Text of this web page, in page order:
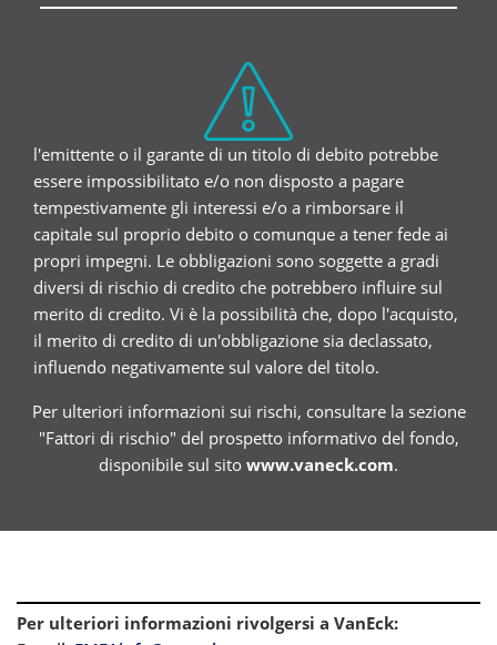
l'emittente o il garante di un titolo di debito potrebbe
essere impossibilitato e/o non disposto a pagare
tempestivamente gli interessi e/o a rimborsare il
capitale sul proprio debito o comunque a tener fede ai
propri impegni. Le obbligazioni sono soggette a gradi
diversi di rischio di credito che potrebbero influire sul
merito di credito. Vi è la possibilità che, dopo l'acquisto,
il merito di credito di un'obbligazione sia declassato,
influendo negativamente sul valore del titolo.
Per ulteriori informazioni sui rischi, consultare la sezione
"Fattori di rischio" del prospetto informativo del fondo,
disponibile sul sito www.vaneck.com.
Per ulteriori informazioni rivolgersi a VanEck: